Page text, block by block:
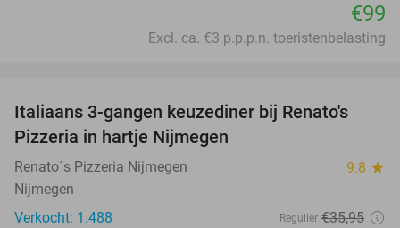
€99
Excl. ca. €3 p.p.p.n. toeristenbelasting
31%
Italiaans 3-gangen keuzediner bij Renato's
Pizzeria in hartje Nijmegen
Renato´s Pizzeria Nijmegen 9.8 star
Nijmegen
Verkocht: 1.488
Regulier €35,95